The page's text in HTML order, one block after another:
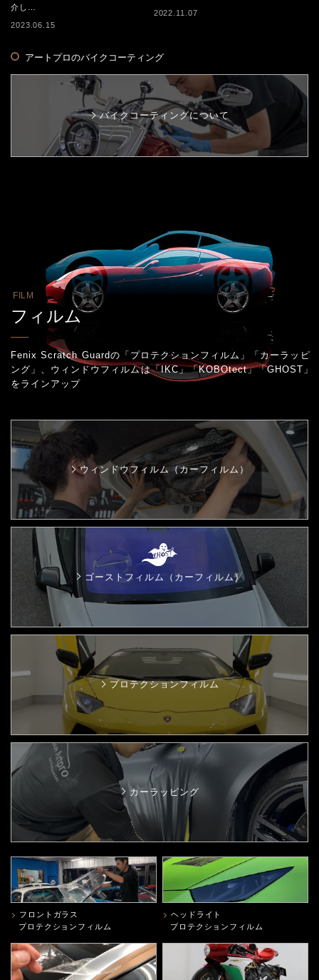
介し…
2023.06.15
2022.11.07
アートプロのバイクコーティング
バイクコーティングについて
FILM
フィルム
Fenix Scratch Guardの「プロテクションフィルム」「カーラッピ
ング」、 ウィンドウフィルムは「IKC」「KOBOtect」「GHOST」
をラインアップ
ウィンドウフィルム（カーフィルム）
ゴーストフィルム（カーフィルム）
プロテクションフィルム
カーラッピング
フロントガラス
プロテクションフィルム
ヘッドライト
プロテクションフィルム